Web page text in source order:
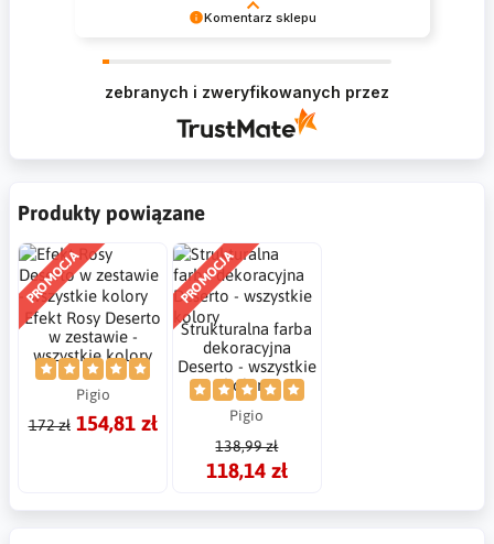
Komentarz sklepu
zebranych i zweryfikowanych przez
Produkty powiązane
PROMOCJA
Efekt Rosy Deserto
w zestawie -
wszystkie kolory
Pigio
172 zł 154,81 zł
PROMOCJA
Strukturalna farba
dekoracyjna
Deserto - wszystkie
kolory
Pigio
138,99 zł
118,14 zł